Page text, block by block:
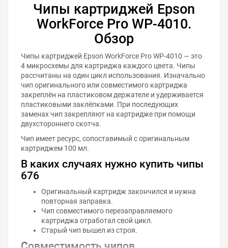
Чипы картриджей Epson
WorkForce Pro WP-4010.
Обзор
Чипы картриджей Epson WorkForce Pro WP-4010 — это
4 микросхемы для картриджа каждого цвета. Чипы
рассчитаны на один цикл использования. Изначально
чип оригинального или совместимого картриджа
закреплён на пластиковом держателе и удерживается
пластиковыми заклёпками. При последующих
заменах чип закрепляют на картридже при помощи
двухстороннего скотча.
Чип имеет ресурс, сопоставимый с оригинальным
картриджем 100 мл.
В каких случаях нужно купить чипы
676
Оригинальный картридж закончился и нужна
повторная заправка.
Чип совместимого перезаправляемого
картриджа отработал свой цикл.
Старый чип вышел из строя.